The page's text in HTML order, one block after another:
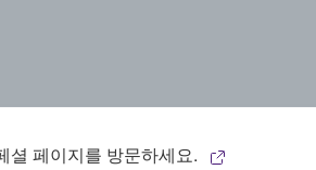
셜 페이지를 방문하세요.